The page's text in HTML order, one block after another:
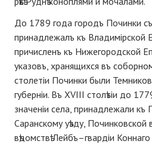
До 1789 года городъ Починки
принадлежалъ къ Владимірской
причисленъ къ Нижегородской
указовъ, хранящихся въ
столетіи Починки были
губерніи. Въ XVІІІ столѣтіи до
значеніи села, принадлежали къ
Саранскому уѣзду, Починковской
вѣдомствѣ Лейбъ–гвардіи